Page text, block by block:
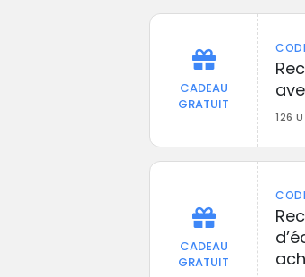
CADEAU
GRATUIT
126
CADEAU
GRATUIT